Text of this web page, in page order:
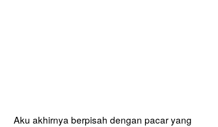
Aku akhirnya berpisah dengan pacar yang